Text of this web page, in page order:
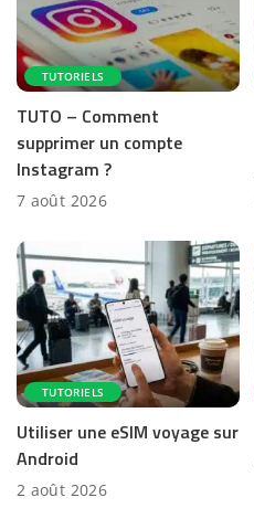
TUTORIELS
TUTO – Comment
supprimer un compte
Instagram ?
7 août 2026
TUTORIELS
Utiliser une eSIM voyage sur
Android
2 août 2026